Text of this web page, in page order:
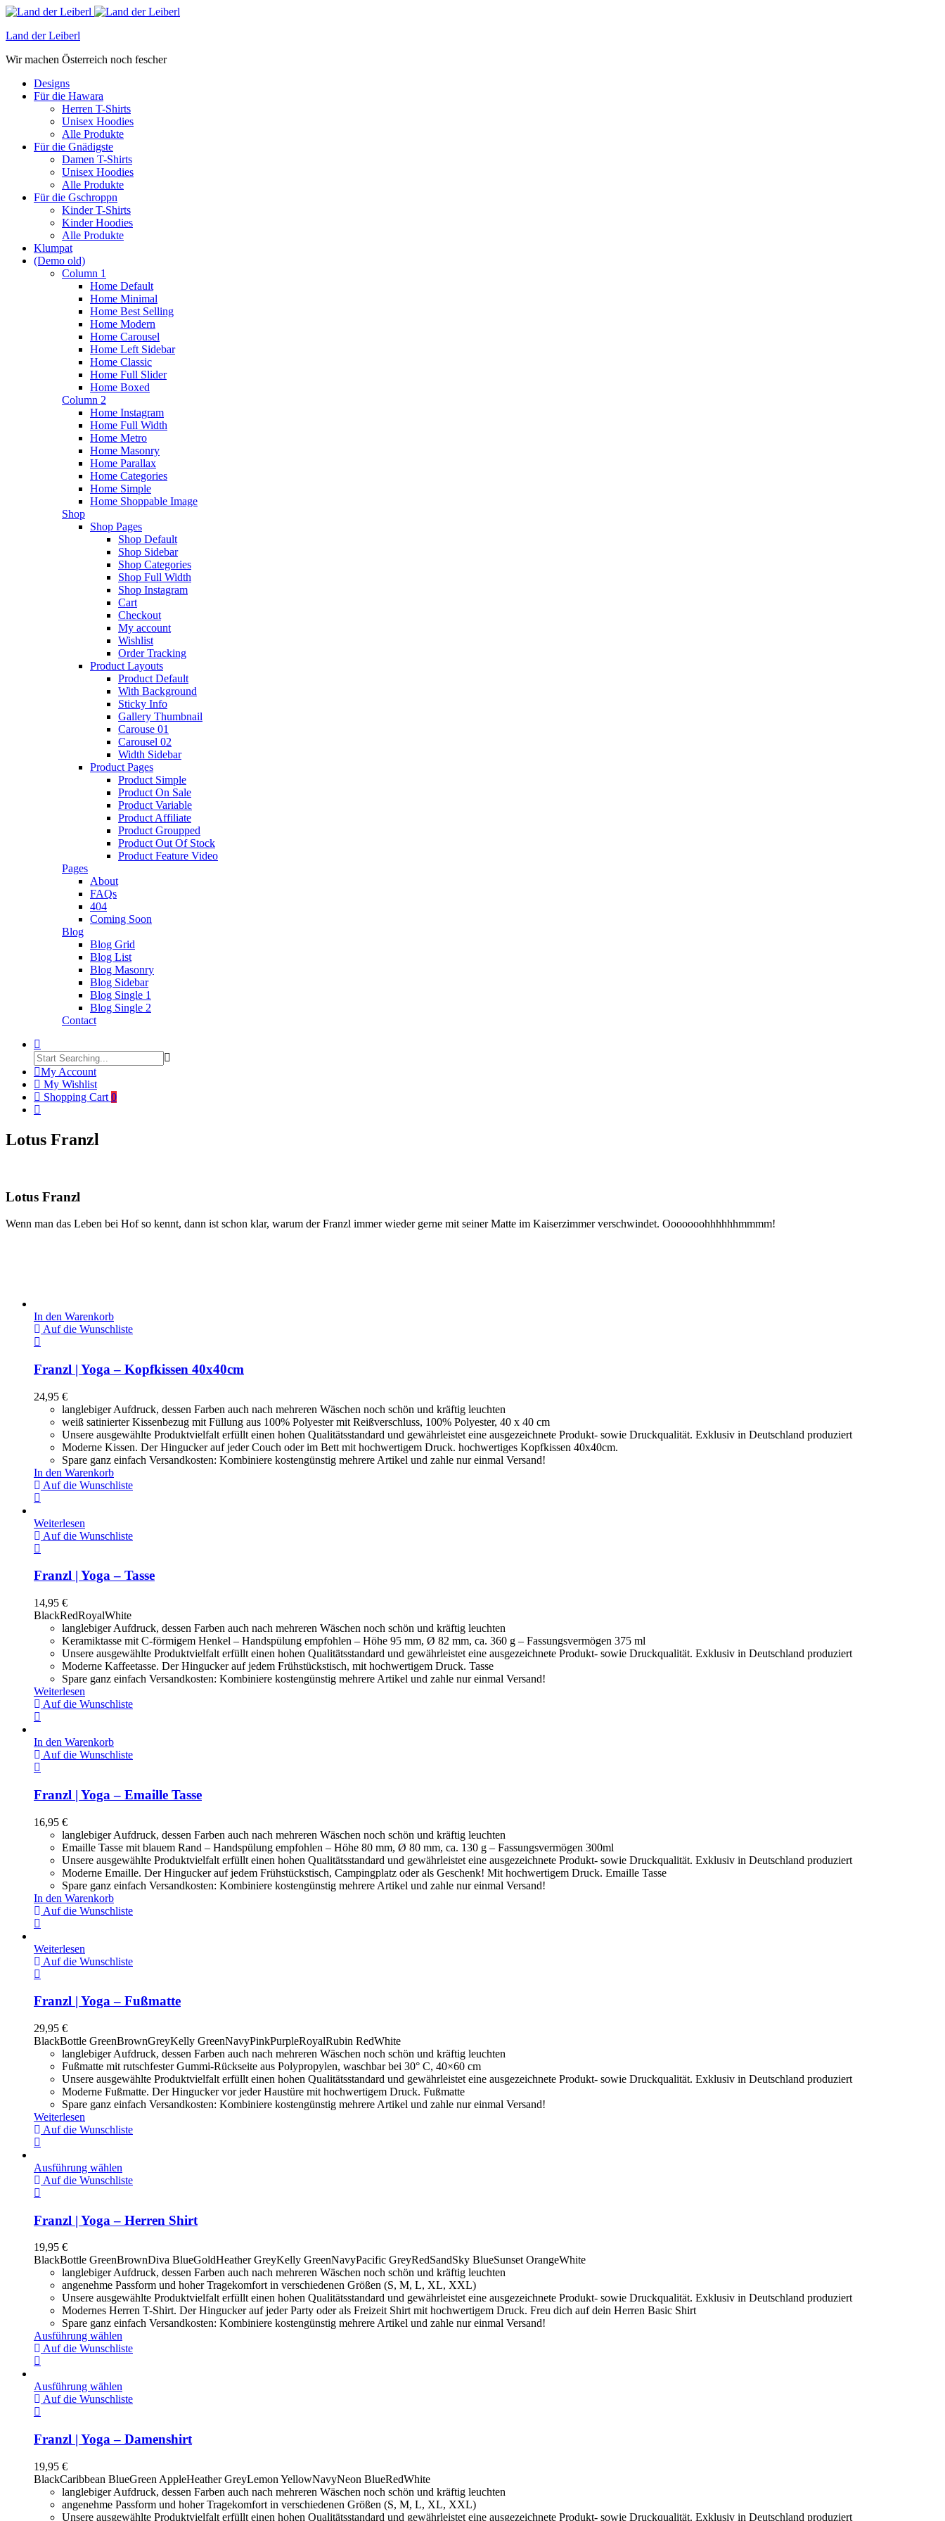
Land der Leiberl
Wir machen Österreich noch fescher
Designs
Für die Hawara
Herren T-Shirts
Unisex Hoodies
Alle Produkte
Für die Gnädigste
Damen T-Shirts
Unisex Hoodies
Alle Produkte
Für die Gschroppn
Kinder T-Shirts
Kinder Hoodies
Alle Produkte
Klumpat
(Demo old)
Column 1
Home Default
Home Minimal
Home Best Selling
Home Modern
Home Carousel
Home Left Sidebar
Home Classic
Home Full Slider
Home Boxed
Column 2
Home Instagram
Home Full Width
Home Metro
Home Masonry
Home Parallax
Home Categories
Home Simple
Home Shoppable Image
Shop
Shop Pages
Shop Default
Shop Sidebar
Shop Categories
Shop Full Width
Shop Instagram
Cart
Checkout
My account
Wishlist
Order Tracking
Product Layouts
Product Default
With Background
Sticky Info
Gallery Thumbnail
Carouse 01
Carousel 02
Width Sidebar
Product Pages
Product Simple
Product On Sale
Product Variable
Product Affiliate
Product Groupped
Product Out Of Stock
Product Feature Video
Pages
About
FAQs
404
Coming Soon
Blog
Blog Grid
Blog List
Blog Masonry
Blog Sidebar
Blog Single 1
Blog Single 2
Contact
My Account
My Wishlist
Shopping Cart 0
Lotus Franzl
Lotus Franzl
Wenn man das Leben bei Hof so kennt, dann ist schon klar, warum der Franzl immer wieder gerne mit seiner Matte im Kaiserzimmer verschwindet. Ooooooohhhhhhmmmm!
In den Warenkorb
Auf die Wunschliste
Franzl | Yoga – Kopfkissen 40x40cm
24,95 €
langlebiger Aufdruck, dessen Farben auch nach mehreren Wäschen noch schön und kräftig leuchten
weiß satinierter Kissenbezug mit Füllung aus 100% Polyester mit Reißverschluss, 100% Polyester, 40 x 40 cm
Unsere ausgewählte Produktvielfalt erfüllt einen hohen Qualitätsstandard und gewährleistet eine ausgezeichnete Produkt- sowie Druckqualität. Exklusiv in Deutschland produziert
Moderne Kissen. Der Hingucker auf jeder Couch oder im Bett mit hochwertigem Druck. hochwertiges Kopfkissen 40x40cm.
Spare ganz einfach Versandkosten: Kombiniere kostengünstig mehrere Artikel und zahle nur einmal Versand!
In den Warenkorb
Auf die Wunschliste
Weiterlesen
Auf die Wunschliste
Franzl | Yoga – Tasse
14,95 €
BlackRedRoyalWhite
langlebiger Aufdruck, dessen Farben auch nach mehreren Wäschen noch schön und kräftig leuchten
Keramiktasse mit C-förmigem Henkel – Handspülung empfohlen – Höhe 95 mm, Ø 82 mm, ca. 360 g – Fassungsvermögen 375 ml
Unsere ausgewählte Produktvielfalt erfüllt einen hohen Qualitätsstandard und gewährleistet eine ausgezeichnete Produkt- sowie Druckqualität. Exklusiv in Deutschland produziert
Moderne Kaffeetasse. Der Hingucker auf jedem Frühstückstisch, mit hochwertigem Druck. Tasse
Spare ganz einfach Versandkosten: Kombiniere kostengünstig mehrere Artikel und zahle nur einmal Versand!
Weiterlesen
Auf die Wunschliste
In den Warenkorb
Auf die Wunschliste
Franzl | Yoga – Emaille Tasse
16,95 €
langlebiger Aufdruck, dessen Farben auch nach mehreren Wäschen noch schön und kräftig leuchten
Emaille Tasse mit blauem Rand – Handspülung empfohlen – Höhe 80 mm, Ø 80 mm, ca. 130 g – Fassungsvermögen 300ml
Unsere ausgewählte Produktvielfalt erfüllt einen hohen Qualitätsstandard und gewährleistet eine ausgezeichnete Produkt- sowie Druckqualität. Exklusiv in Deutschland produziert
Moderne Emaille. Der Hingucker auf jedem Frühstückstisch, Campingplatz oder als Geschenk! Mit hochwertigem Druck. Emaille Tasse
Spare ganz einfach Versandkosten: Kombiniere kostengünstig mehrere Artikel und zahle nur einmal Versand!
In den Warenkorb
Auf die Wunschliste
Weiterlesen
Auf die Wunschliste
Franzl | Yoga – Fußmatte
29,95 €
BlackBottle GreenBrownGreyKelly GreenNavyPinkPurpleRoyalRubin RedWhite
langlebiger Aufdruck, dessen Farben auch nach mehreren Wäschen noch schön und kräftig leuchten
Fußmatte mit rutschfester Gummi-Rückseite aus Polypropylen, waschbar bei 30° C, 40×60 cm
Unsere ausgewählte Produktvielfalt erfüllt einen hohen Qualitätsstandard und gewährleistet eine ausgezeichnete Produkt- sowie Druckqualität. Exklusiv in Deutschland produziert
Moderne Fußmatte. Der Hingucker vor jeder Haustüre mit hochwertigem Druck. Fußmatte
Spare ganz einfach Versandkosten: Kombiniere kostengünstig mehrere Artikel und zahle nur einmal Versand!
Weiterlesen
Auf die Wunschliste
Ausführung wählen
Auf die Wunschliste
Franzl | Yoga – Herren Shirt
19,95 €
BlackBottle GreenBrownDiva BlueGoldHeather GreyKelly GreenNavyPacific GreyRedSandSky BlueSunset OrangeWhite
langlebiger Aufdruck, dessen Farben auch nach mehreren Wäschen noch schön und kräftig leuchten
angenehme Passform und hoher Tragekomfort in verschiedenen Größen (S, M, L, XL, XXL)
Unsere ausgewählte Produktvielfalt erfüllt einen hohen Qualitätsstandard und gewährleistet eine ausgezeichnete Produkt- sowie Druckqualität. Exklusiv in Deutschland produziert
Modernes Herren T-Shirt. Der Hingucker auf jeder Party oder als Freizeit Shirt mit hochwertigem Druck. Freu dich auf dein Herren Basic Shirt
Spare ganz einfach Versandkosten: Kombiniere kostengünstig mehrere Artikel und zahle nur einmal Versand!
Ausführung wählen
Auf die Wunschliste
Ausführung wählen
Auf die Wunschliste
Franzl | Yoga – Damenshirt
19,95 €
BlackCaribbean BlueGreen AppleHeather GreyLemon YellowNavyNeon BlueRedWhite
langlebiger Aufdruck, dessen Farben auch nach mehreren Wäschen noch schön und kräftig leuchten
angenehme Passform und hoher Tragekomfort in verschiedenen Größen (S, M, L, XL, XXL)
Unsere ausgewählte Produktvielfalt erfüllt einen hohen Qualitätsstandard und gewährleistet eine ausgezeichnete Produkt- sowie Druckqualität. Exklusiv in Deutschland produziert